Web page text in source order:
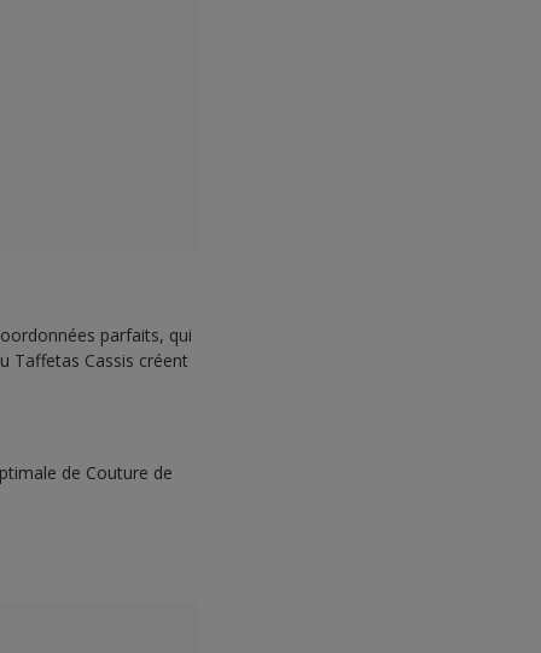
parfaits, qui
Taffetas Cassis créent
de Couture de